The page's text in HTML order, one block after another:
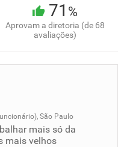
71 %
Aprovam a diretoria (de 68
avaliações)
São Paulo
mais só da
mais velhos